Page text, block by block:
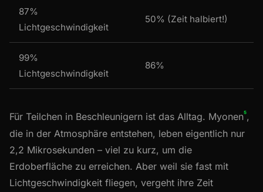
87%
Lichtgeschwindigkeit
50% (Zeit halbiert!)
99%
Lichtgeschwindigkeit
86%
Für Teilchen in Beschleunigern ist das Alltag. Myonen⁵,
die in der Atmosphäre entstehen, leben eigentlich nur
2,2 Mikrosekunden – viel zu kurz, um die
Erdoberfläche zu erreichen. Aber weil sie fast mit
Lichtgeschwindigkeit fliegen, vergeht ihre Zeit